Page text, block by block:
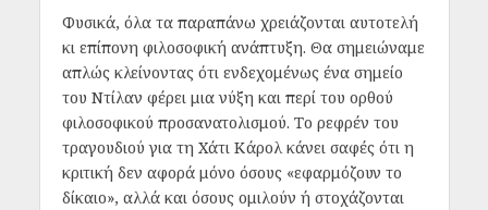
Φυσικά, όλα τα παραπάνω χρειάζονται αυτοτελή
κι επίπονη φιλοσοφική ανάπτυξη. Θα σημειώναμε
απλώς κλείνοντας ότι ενδεχομένως ένα σημείο
του Ντίλαν φέρει μια νύξη και περί του ορθού
φιλοσοφικού προσανατολισμού. Το ρεφρέν του
τραγουδιού για τη Χάτι Κάρολ κάνει σαφές ότι η
κριτική δεν αφορά μόνο όσους «εφαρμόζουν το
δίκαιο», αλλά και όσους ομιλούν ή στοχάζονται